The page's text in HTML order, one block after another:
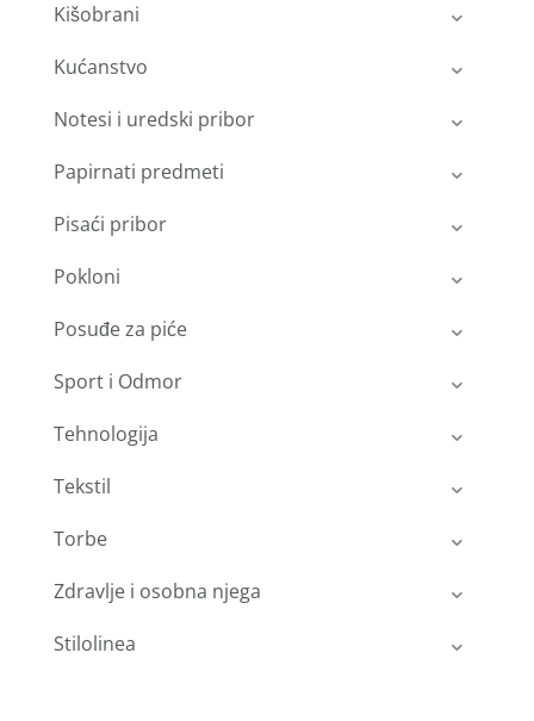
Kišobrani
Kućanstvo
Notesi i uredski pribor
Papirnati predmeti
Pisaći pribor
Pokloni
Posuđe za piće
Sport i Odmor
Tehnologija
Tekstil
Torbe
Zdravlje i osobna njega
Stilolinea